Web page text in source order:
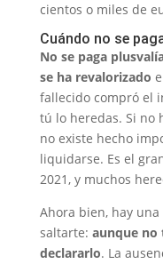
cientos o miles de
Cuándo no se
No se paga
se ha revalorizado
fallecido compró el
tú lo heredas. Si no
no existe hecho
liquidarse. Es el
2021, y muchos
Ahora bien, hay
saltarte: aunque no
declararlo. La